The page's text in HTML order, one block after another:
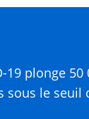
19 plonge 50
sous le seuil